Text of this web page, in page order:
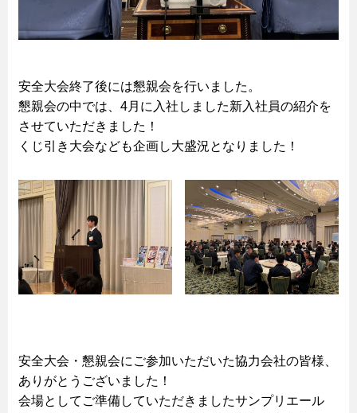
安全大会終了後には懇親会を行いました。
懇親会の中では、4月に入社しました新入社員の紹介を
させていただきました！
くじ引き大会なども企画し大盛況となりました！
安全大会・懇親会にご参加いただいた協力会社の皆様、
ありがとうございました！
会場としてご準備していただきましたサンプリエール